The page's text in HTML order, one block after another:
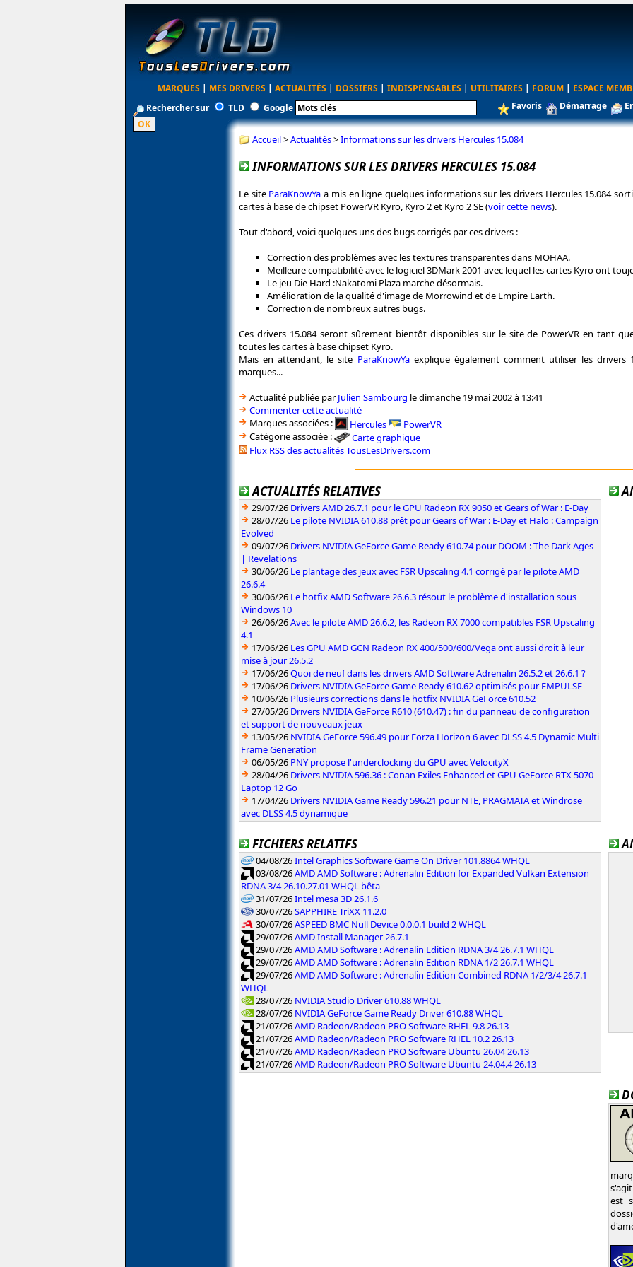
MARQUES | MES DRIVERS | ACTUALITÉS | DOSSIERS | INDISPENSABLES | UTILITAIRES | FORUM | ESPACE
Rechercher sur
TLD Google Favoris Démarrage
Accueil>Actualités>Informations sur les drivers Hercules 15.084
INFORMATIONS SUR LES DRIVERS HERCULES 15.084
Le site ParaKnowYa a mis en ligne quelques informations sur les drivers Hercules 15.084
cartes à base de chipset PowerVR Kyro, Kyro 2 et Kyro 2 SE (voir cette news).
Tout d'abord, voici quelques uns des bugs corrigés par ces drivers :
Correction des problèmes avec les textures transparentes dans MOHAA.
Meilleure compatibilité avec le logiciel 3DMark 2001 avec lequel les cartes Kyro ont
Le jeu Die Hard :Nakatomi Plaza marche désormais.
Amélioration de la qualité d'image de Morrowind et de Empire Earth.
Correction de nombreux autres bugs.
Ces drivers 15.084 seront sûrement bientôt disponibles sur le site de PowerVR en tant
toutes les cartes à base chipset Kyro.
Mais en attendant, le site ParaKnowYaexplique également comment utiliser les drivers
marques...
Actualité publiée parJulien Sambourg le dimanche 19 mai 2002 à 13:41
Commenter cette actualité
Marques associées :
Hercules
PowerVR
Catégorie associée :
Carte graphique
Flux RSS des actualités TousLesDrivers.com
ACTUALITÉS RELATIVES
29/07/26 Drivers AMD 26.7.1 pour le GPU Radeon RX 9050 et Gears of War : E-Day
28/07/26 Le pilote NVIDIA 610.88 prêt pour Gears of War : E-Day et Halo : Campaign
Evolved
09/07/26 Drivers NVIDIA GeForce Game Ready 610.74 pour DOOM : The Dark Ages
| Revelations
30/06/26 Le plantage des jeux avec FSR Upscaling 4.1 corrigé par le pilote AMD
26.6.4
30/06/26 Le hotfix AMD Software 26.6.3 résout le problème d'installation sous
Windows 10
26/06/26Avec le pilote AMD 26.6.2, les Radeon RX 7000 compatibles FSR Upscaling
4.1
17/06/26 Les GPU AMD GCN Radeon RX 400/500/600/Vega ont aussi droit à leur
mise à jour 26.5.2
17/06/26Quoi de neuf dans les drivers AMD Software Adrenalin 26.5.2 et 26.6.1 ?
17/06/26 Drivers NVIDIA GeForce Game Ready 610.62 optimisés pour EMPULSE
10/06/26 Plusieurs corrections dans le hotfix NVIDIA GeForce 610.52
27/05/26 Drivers NVIDIA GeForce R610 (610.47) : fin du panneau de configuration
et support de nouveaux jeux
13/05/26 NVIDIA GeForce 596.49 pour Forza Horizon 6 avec DLSS 4.5 Dynamic Multi
Frame Generation
06/05/26 PNY propose l'underclocking du GPU avec VelocityX
28/04/26 Drivers NVIDIA 596.36 : Conan Exiles Enhanced et GPU GeForce RTX 5070
Laptop 12 Go
17/04/26 Drivers NVIDIA Game Ready 596.21 pour NTE, PRAGMATA et Windrose
avec DLSS 4.5 dynamique
FICHIERS RELATIFS
04/08/26Intel Graphics Software Game On Driver 101.8864 WHQL
03/08/26AMD AMD Software : Adrenalin Edition for Expanded Vulkan Extension
RDNA 3/4 26.10.27.01 WHQL bêta
31/07/26Intel mesa 3D 26.1.6
30/07/26SAPPHIRE TriXX 11.2.0
30/07/26ASPEED BMC Null Device 0.0.0.1 build 2 WHQL
29/07/26AMD Install Manager 26.7.1
29/07/26AMD AMD Software : Adrenalin Edition RDNA 3/4 26.7.1 WHQL
29/07/26AMD AMD Software : Adrenalin Edition RDNA 1/2 26.7.1 WHQL
29/07/26AMD AMD Software : Adrenalin Edition Combined RDNA 1/2/3/4 26.7.1
WHQL
28/07/26 NVIDIA Studio Driver 610.88 WHQL
28/07/26 NVIDIA GeForce Game Ready Driver 610.88 WHQL
21/07/26AMD Radeon/Radeon PRO Software RHEL 9.8 26.13
21/07/26AMD Radeon/Radeon PRO Software RHEL 10.2 26.13
21/07/26AMD Radeon/Radeon PRO Software Ubuntu 26.04 26.13
21/07/26AMD Radeon/Radeon PRO Software Ubuntu 24.04.4 26.13
est